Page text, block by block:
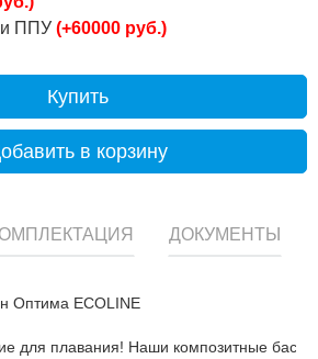
ППУ (+60000 руб.)
Купить
в корзину
ДОКУМЕНТЫ
Оптима ECOLINE
для плавания! Наши композитные